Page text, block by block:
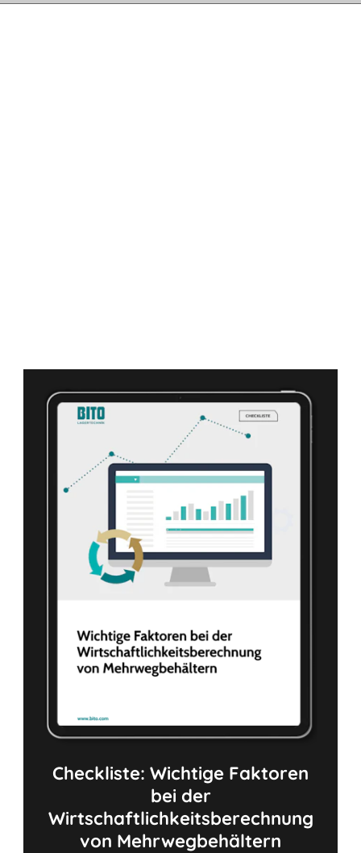
Checkliste: Wichtige Faktoren
bei der
Wirtschaftlichkeitsberechnung
von Mehrwegbehältern